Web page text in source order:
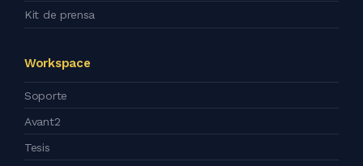
Kit de prensa
Workspace
Soporte
Avant2
Tesis